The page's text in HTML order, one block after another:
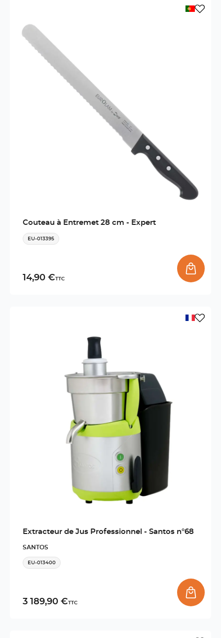
Couteau à Entremet 28 cm - Expert
EU-013395
14,90 €TTC
Extracteur de Jus Professionnel - Santos n°68
SANTOS
EU-013400
3 189,90 €TTC